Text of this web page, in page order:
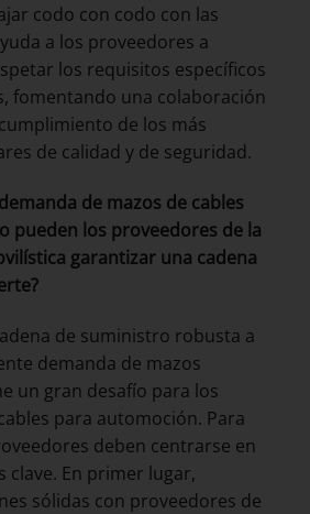
codo con codo con las
a los proveedores a
los requisitos específicos
fomentando una colaboración
de los más
de calidad y de seguridad.
de mazos de cables
pueden los proveedores de la
garantizar una cadena
de suministro robusta a
demanda de mazos
un gran desafío para los
para automoción. Para
deben centrarse en
clave. En primer lugar,
sólidas con proveedores de